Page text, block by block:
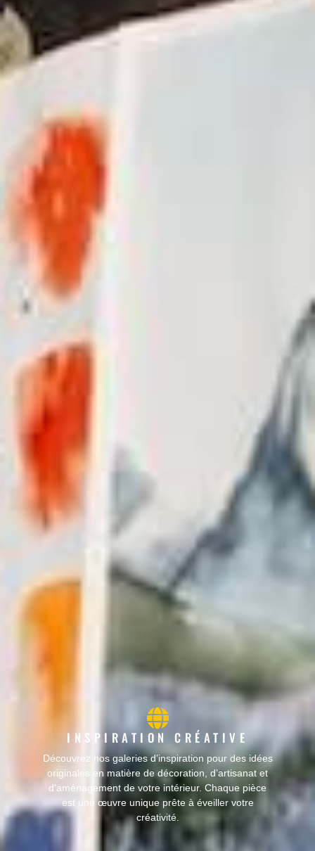
INSPIRATION CRÉATIVE
Découvrez nos galeries d’inspiration pour des idées
originales en matière de décoration, d’artisanat et
d'aménagement de votre intérieur. Chaque pièce
est une œuvre unique prête à éveiller votre
créativité.